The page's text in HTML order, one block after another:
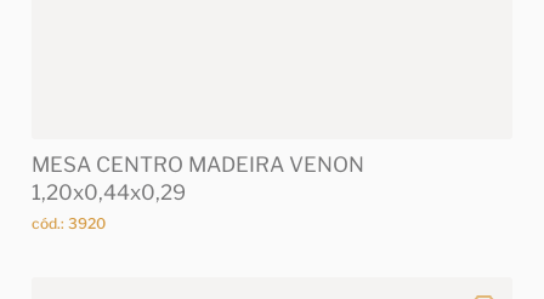
MESA CENTRO MADEIRA VENON
1,20x0,44x0,29
cód.: 3920